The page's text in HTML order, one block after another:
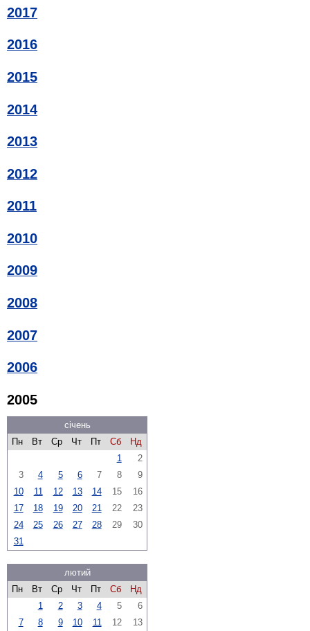
2017
2016
2015
2014
2013
2012
2011
2010
2009
2008
2007
2006
2005
січень
Пн
Вт Ср Чт Пт Сб
Нд
1
2
3
4 5 6 7 8
9
10
11 12 13 14 15
16
17
18 19 20 21 22
23
24
25 26 27 28 29
30
31
лютий
Пн
Вт Ср Чт Пт Сб
Нд
1
2 3 4 5
6
7
8 9 10 11 12 13